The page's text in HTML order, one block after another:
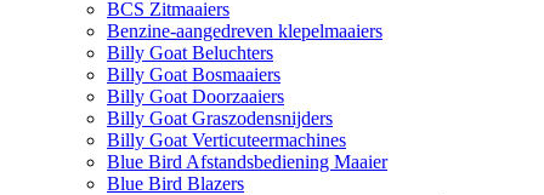
BCS Zitmaaiers
Benzine-aangedreven klepelmaaiers
Billy Goat Beluchters
Billy Goat Bosmaaiers
Billy Goat Doorzaaiers
Billy Goat Graszodensnijders
Billy Goat Verticuteermachines
Blue Bird Afstandsbediening Maaier
Blue Bird Blazers